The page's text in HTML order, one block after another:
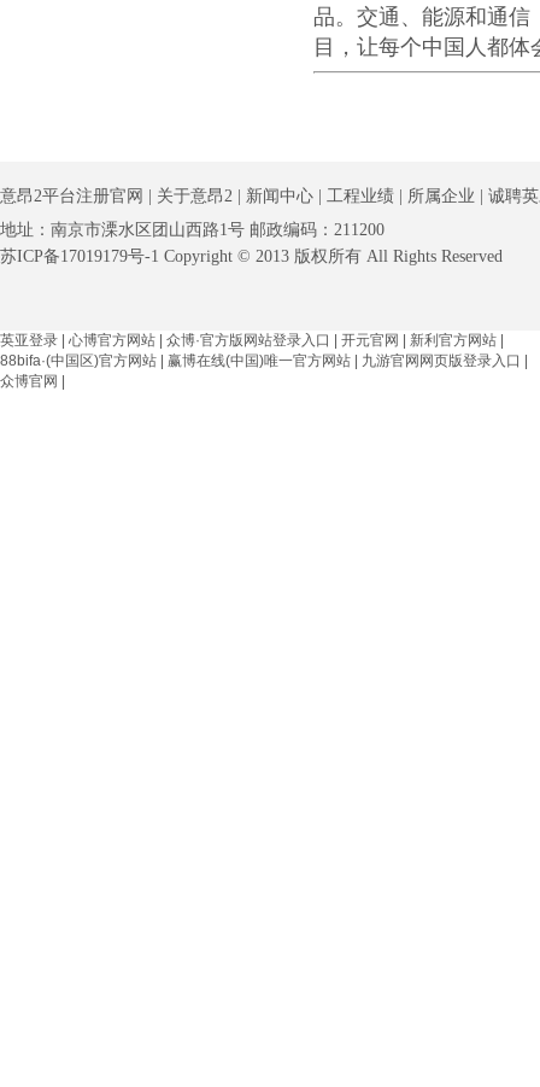
品。交通、能源和通信
目，让每个中国人都
意昂2平台注册官网 关于意昂2 新闻中心 工程业绩 所属企业
诚聘
地址：南京市溧水区团山西路1号 邮政编码：211200
苏ICP备17019179号-1 Copyright © 2013 版权所有 All Rights Reserved
英亚登录 心博官方网站 众博·官方版网站登录入口 开元官网 新利官方网站
88bifa·(中国区)官方网站
赢博在线(中国)唯一官方网站 九游官网网页版登录入口
众博官网